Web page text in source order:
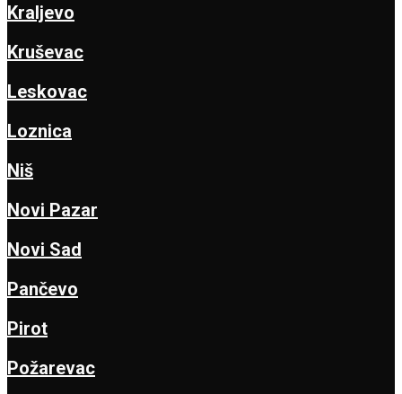
Kraljevo
Kruševac
Leskovac
Loznica
Niš
Novi Pazar
Novi Sad
Pančevo
Pirot
Požarevac